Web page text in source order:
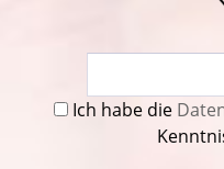
Ich habe die